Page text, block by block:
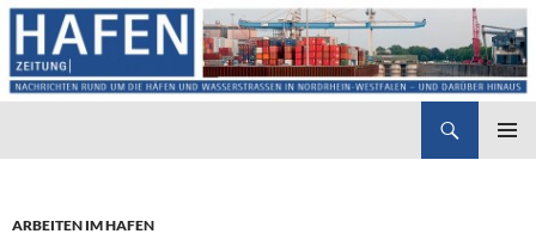
ARBEITEN IM HAFEN